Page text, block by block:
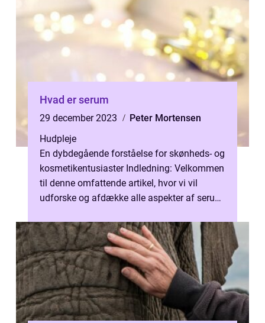
Hvad er serum
29 december 2023
Peter Mortensen
Hudpleje
En dybdegående forståelse for skønheds- og
kosmetikentusiaster Indledning: Velkommen
til denne omfattende artikel, hvor vi vil
udforske og afdække alle aspekter af serum.